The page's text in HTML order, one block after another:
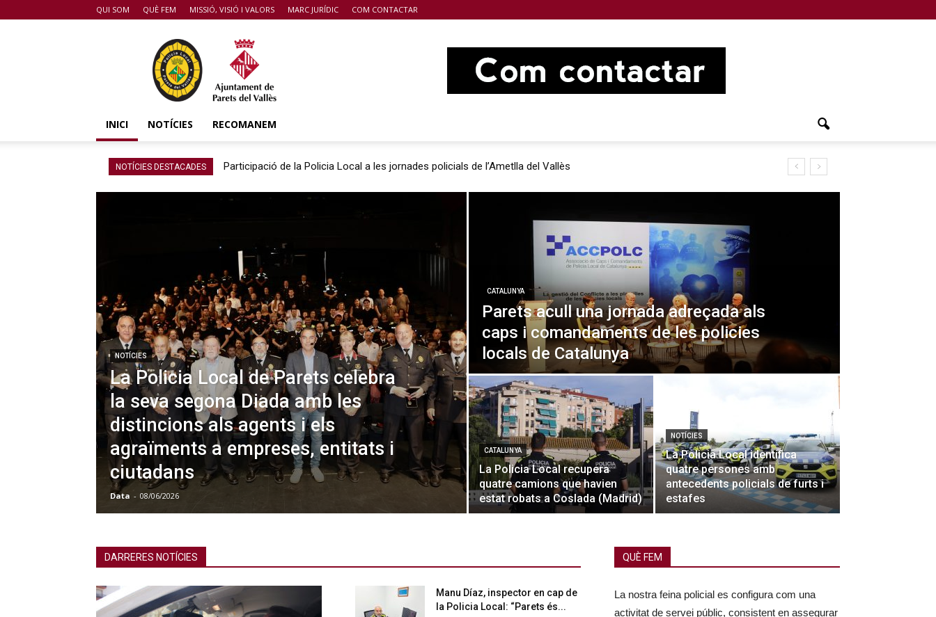
QUI SOM QUÈ FEM MISSIÓ, VISIÓ I VALORS MARC JURÍDIC COM CONTACTAR
POLICIA
PARETS
VALLÈS
INICI NOTÍCIES RECOMANEM
NOTÍCIES DESTACADES Participació de la Policia Local a les jornades policials de l’Ametlla del Vallès
NOTÍCIES
La Policia Local de Parets celebra
la seva segona Diada amb les
distincions als agents i els
agraïments a empreses, entitats i
ciutadans
Data - 08/06/2026
CATALUNYA
Parets acull una jornada adreçada als
caps i comandaments de les policies
locals de Catalunya
CATALUNYA
La Policia Local recupera
quatre camions que havien
estat robats a Coslada (Madrid)
NOTÍCIES
La Policia Local identifica
quatre persones amb
antecedents policials de furts i
estafes
DARRERES NOTÍCIES
Manu Díaz, inspector en cap de
la Policia Local: “Parets és...
QUÈ FEM
La nostra feina policial es configura com una
activitat de servei públic, consistent en assegurar